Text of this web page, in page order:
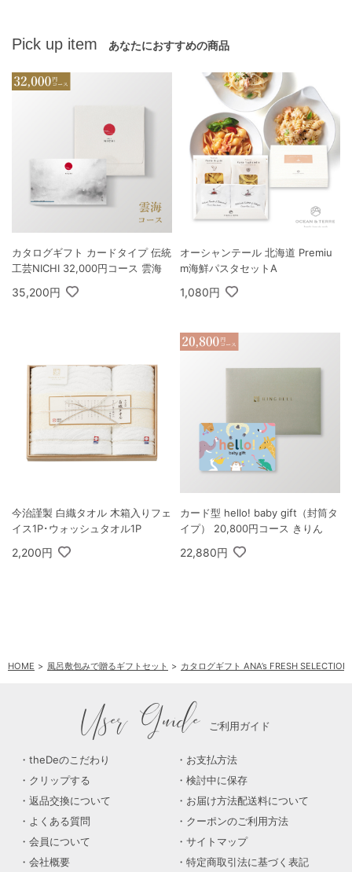
Pick up item あなたにおすすめの商品
カタログギフト カードタイプ 伝統
工芸NICHI 32,000円コース 雲海
35,200円
オーシャンテール 北海道 Premiu
m海鮮パスタセットA
1,080円
今治謹製 白織タオル 木箱入りフェ
イス1P･ウォッシュタオル1P
2,200円
カード型 hello! baby gift（封筒タ
イプ） 20,800円コース きりん
22,880円
HOME 風呂敷包みで贈るギフトセット カタログギフト ANA’s FRESH
User Guide ご利用ガイド
theDeのこだわり
お支払方法
クリップする
検討中に保存
返品交換について
お届け方法配送料について
よくある質問
クーポンのご利用方法
会員について
サイトマップ
会社概要
特定商取引法に基づく表記